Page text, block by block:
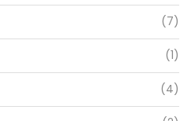
(7)
(1)
(4)